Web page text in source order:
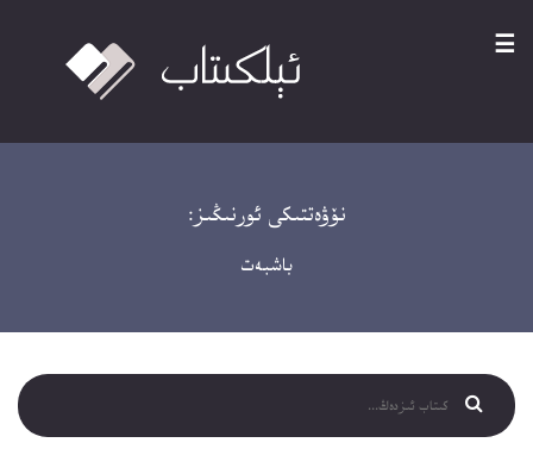
☰
نۆۋەتتىكى ئورنىڭىز:
باشبەت